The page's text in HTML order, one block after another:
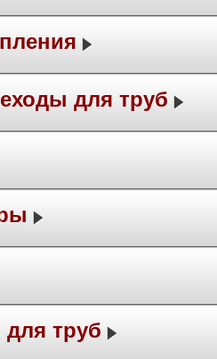
для труб
труб